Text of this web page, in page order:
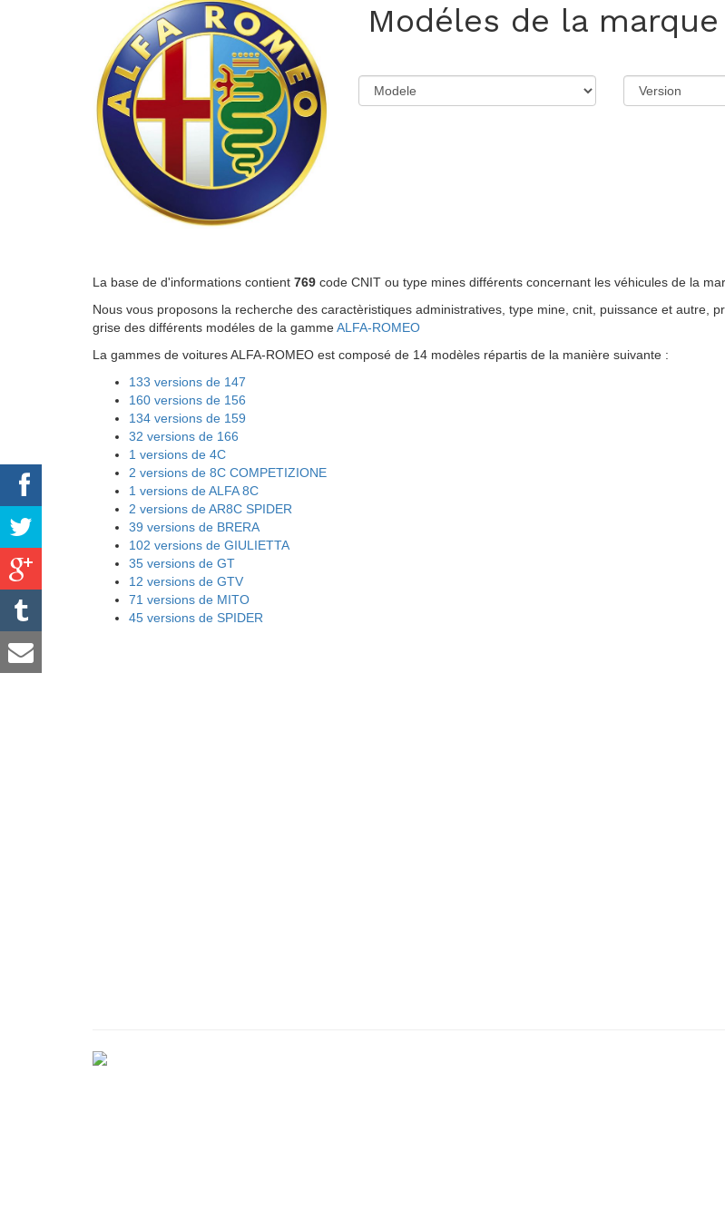
Modéles de la marque
La base de d'informations contient 769 code CNIT ou type mines différents concernant les véhicules de la
Nous vous proposons la recherche des caractèristiques administratives, type mine, cnit, puissance et autre,
grise des différents modéles de la gammeALFA-ROMEO
La gammes de voitures ALFA-ROMEO est composé de 14 modèles répartis de la manière suivante :
133 versions de 147
160 versions de 156
134 versions de 159
32 versions de 166
1 versions de 4C
2 versions de 8C COMPETIZIONE
1 versions de ALFA 8C
2 versions de AR8C SPIDER
39 versions de BRERA
102 versions de GIULIETTA
35 versions de GT
12 versions de GTV
71 versions de MITO
45 versions de SPIDER